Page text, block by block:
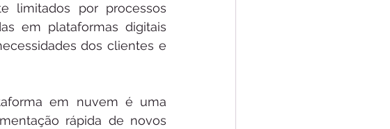
limitados por processos
em plataformas digitais
dos clientes e
em nuvem é uma
rápida de novos